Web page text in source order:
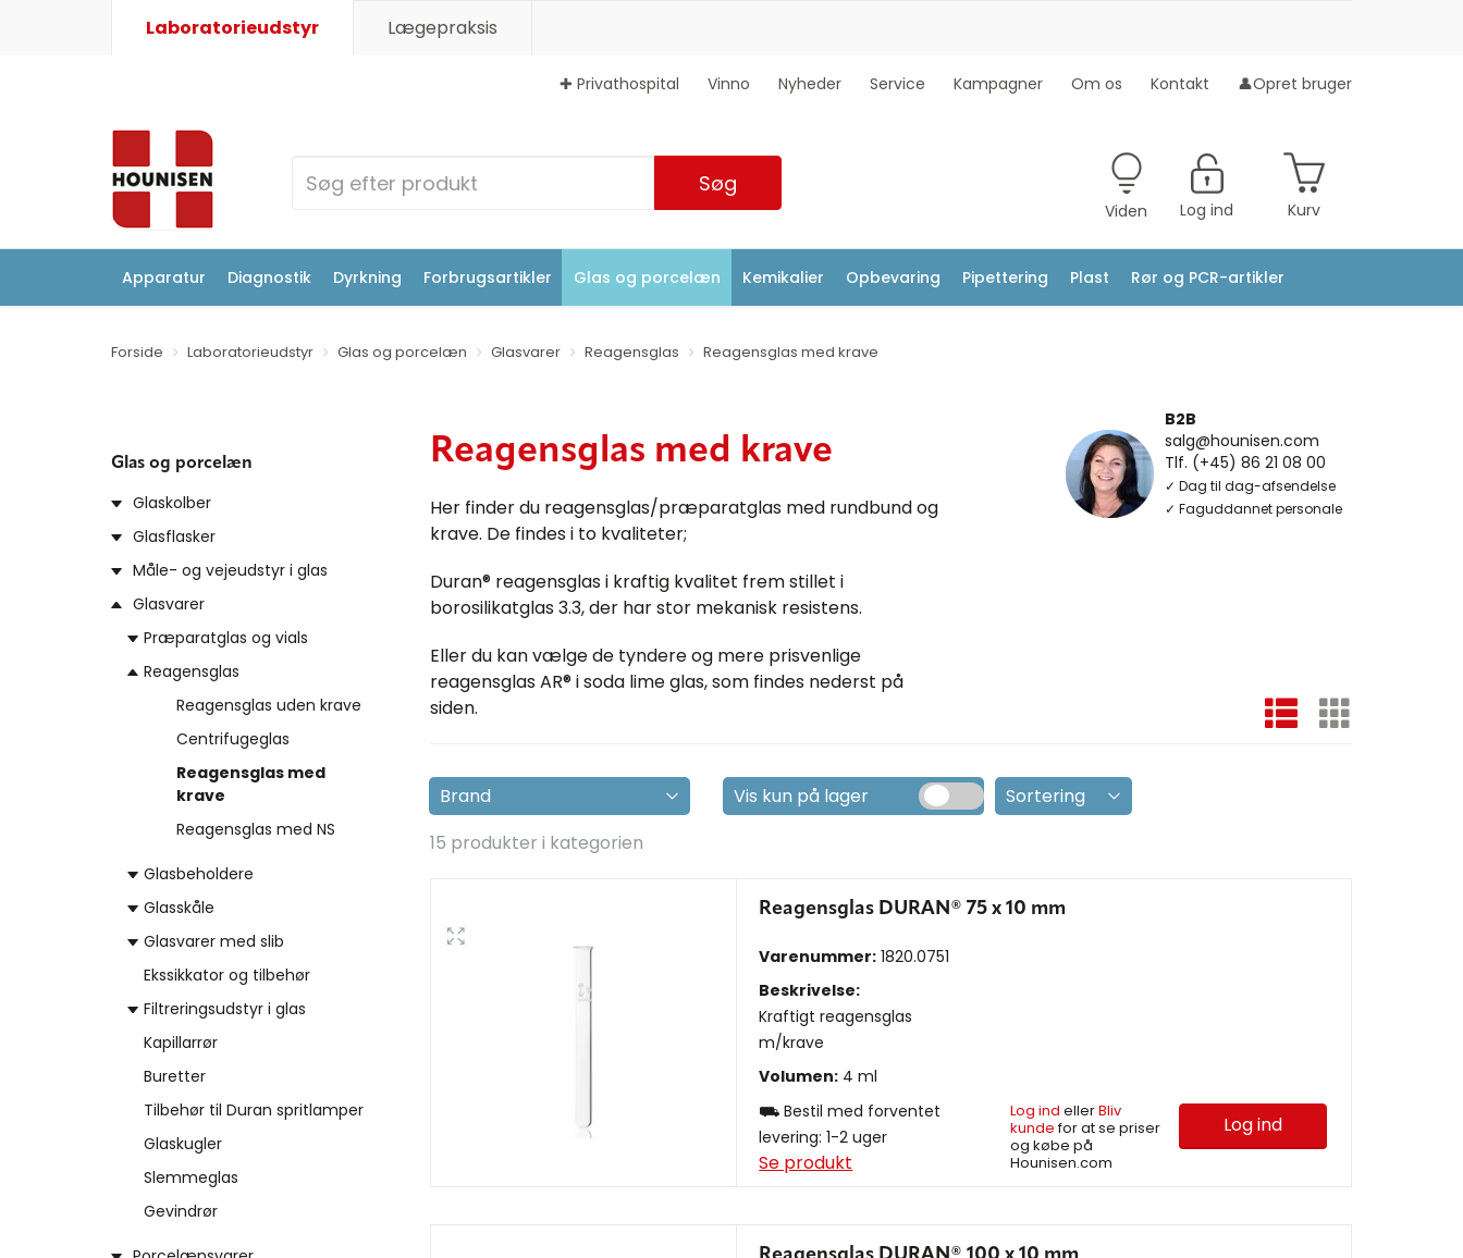
Laboratorieudstyr Lægepraksis
✚ Privathospital Vinno Nyheder Service Kampagner Om os Kontakt 👤Opret bruger
Søg
Viden Log ind Kurv
Apparatur Diagnostik Dyrkning Forbrugsartikler Glas og porcelæn Kemikalier Opbevaring Pipettering Plast Rør og PCR-artikler
Forside Laboratorieudstyr Glas og porcelæn Glasvarer Reagensglas Reagensglas med krave
Glas og porcelæn
Glaskolber
Glasflasker
Måle- og vejeudstyr i glas
Glasvarer
Præparatglas og vials
Reagensglas
Reagensglas uden krave
Centrifugeglas
Reagensglas med
krave
Reagensglas med NS
Glasbeholdere
Glasskåle
Glasvarer med slib
Ekssikkator og tilbehør
Filtreringsudstyr i glas
Kapillarrør
Buretter
Tilbehør til Duran spritlamper
Glaskugler
Slemmeglas
Gevindrør
Reagensglas med krave
Her finder du reagensglas/præparatglas med rundbund og
krave. De findes i to kvaliteter;
Duran®reagensglas i kraftig kvalitet frem stillet i
borosilikatglas 3.3, der har stor mekanisk resistens.
Eller du kan vælge de tyndere og mere prisvenlige
reagensglas AR® i soda lime glas, som findes nederst på
siden.
B2B
salg@hounisen.com
Tlf. (+45) 86 21 08 00
✓ Dag til dag-afsendelse
✓ Faguddannet personale
Vis kun på lager
15 produkter i kategorien
Reagensglas DURAN® 75 x 10 mm
Varenummer: 1820.0751
Beskrivelse:
Kraftigt reagensglas
m/krave
Volumen: 4 ml
⛟ Bestil med forventet
levering: 1-2 uger
Se produkt
Log ind ellerBliv
kundefor at se priser
og købe på
Hounisen.com
Log ind